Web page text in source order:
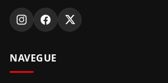
NAVEGUE